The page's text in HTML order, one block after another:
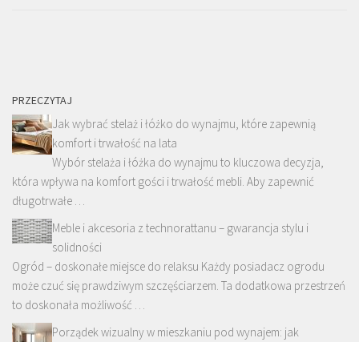
PRZECZYTAJ
Jak wybrać stelaż i łóżko do wynajmu, które zapewnią
komfort i trwałość na lata
Wybór stelaża i łóżka do wynajmu to kluczowa decyzja,
która wpływa na komfort gości i trwałość mebli. Aby zapewnić
długotrwałe …
Meble i akcesoria z technorattanu – gwarancja stylu i
solidności
Ogród – doskonałe miejsce do relaksu Każdy posiadacz ogrodu
może czuć się prawdziwym szczęściarzem. Ta dodatkowa przestrzeń
to doskonała możliwość …
Porządek wizualny w mieszkaniu pod wynajem: jak